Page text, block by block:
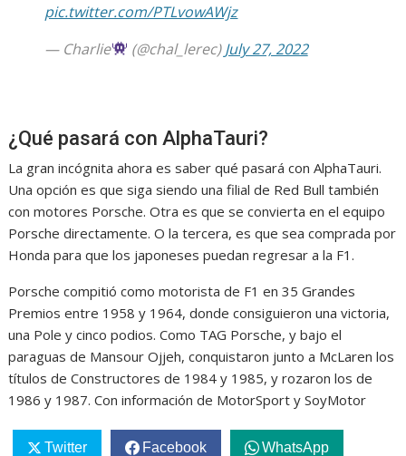
pic.twitter.com/PTLvowAWjz
— Charlie
(@chal_lerec)July 27, 2022
¿Qué pasará con AlphaTauri?
La gran incógnita ahora es saber qué pasará con AlphaTauri.
Una opción es que siga siendo una filial de Red Bull también
con motores Porsche. Otra es que se convierta en el equipo
Porsche directamente. O la tercera, es que sea comprada por
Honda para que los japoneses puedan regresar a la F1.
Porsche compitió como motorista de F1 en 35 Grandes
Premios entre 1958 y 1964, donde consiguieron una victoria,
una Pole y cinco podios. Como TAG Porsche, y bajo el
paraguas de Mansour Ojjeh, conquistaron junto a McLaren los
títulos de Constructores de 1984 y 1985, y rozaron los de
1986 y 1987. Con información de MotorSport y SoyMotor
Twitter Facebook WhatsApp